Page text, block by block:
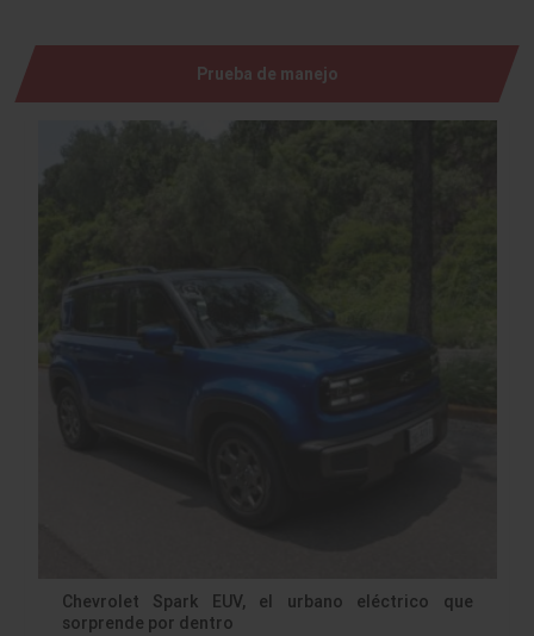
Prueba de manejo
Chevrolet Spark EUV, el urbano eléctrico que
sorprende por dentro